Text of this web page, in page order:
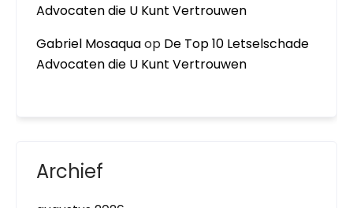
Advocaten die U Kunt Vertrouwen
Gabriel Mosaquaop De Top 10 Letselschade
Advocaten die U Kunt Vertrouwen
Archief